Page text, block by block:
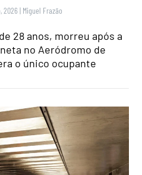
2026 | Miguel Frazão
28 anos, morreu após a
no Aeródromo de
o único ocupante